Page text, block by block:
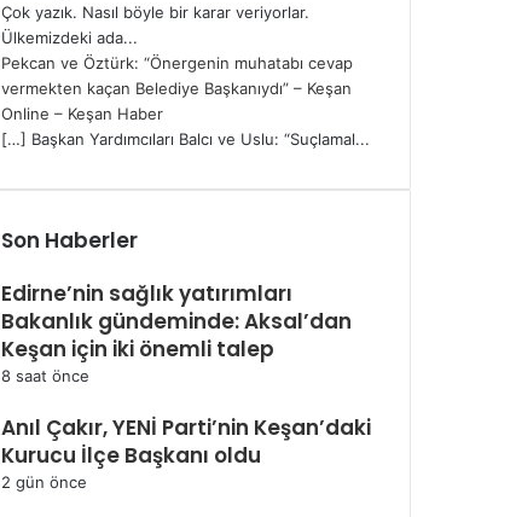
Çok yazık. Nasıl böyle bir karar veriyorlar.
Ülkemizdeki ada...
Pekcan ve Öztürk: “Önergenin muhatabı cevap
vermekten kaçan Belediye Başkanıydı” – Keşan
Online – Keşan Haber
[…] Başkan Yardımcıları Balcı ve Uslu: “Suçlamal...
Son Haberler
Edirne’nin sağlık yatırımları
Bakanlık gündeminde: Aksal’dan
Keşan için iki önemli talep
8 saat önce
Anıl Çakır, YENİ Parti’nin Keşan’daki
Kurucu İlçe Başkanı oldu
2 gün önce